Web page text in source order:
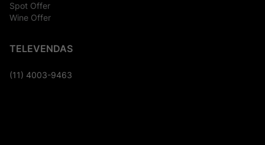
Spot Offer
Wine Offer
TELEVENDAS
(11) 4003-9463